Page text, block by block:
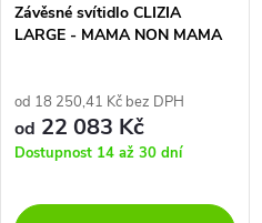
Závěsné svítidlo CLIZIA
LARGE - MAMA NON MAMA
od 18 250,41 Kč bez DPH
od 22 083 Kč
Dostupnost 14 až 30 dní